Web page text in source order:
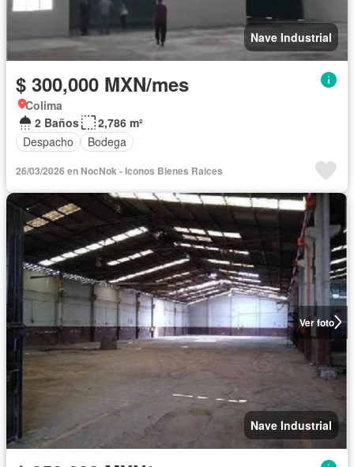
Nave Industrial
$ 300,000 MXN/mes
Colima
2 Baños
2,786 m²
Despacho
Bodega
26/03/2026 en NocNok - Iconos Bienes Raices
Ver foto
Nave Industrial